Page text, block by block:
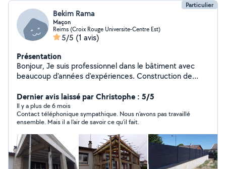
Particulier
Bekim Rama
Maçon
Reims (Croix Rouge Universite-Centre Est)
5/5 (1 avis)
Présentation
Bonjour, Je suis professionnel dans le bâtiment avec
beaucoup d'années d'expériences. Construction de
aussi dans l'agrandissement et l'extension de maison, de
coffrage traditionnel, escalier,bricolage etc. Je suis prêt
à vous aider à réaliser vos projets de construction, de la
planification à la finition avec un travail de qualité.
Souriez vous construisez :)
Dernier avis laissé par Christophe : 5/5
Il y a plus de 6 mois
Contact téléphonique sympathique. Nous n’avons pas travaillé
ensemble. Mais il a l’air de savoir ce qu’il fait.